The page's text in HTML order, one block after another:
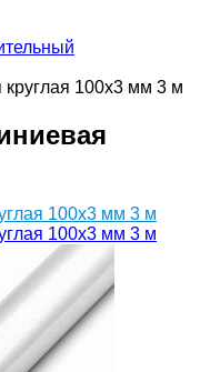
100х3 мм 3 м